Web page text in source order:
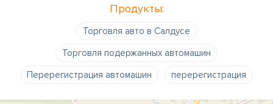
Продукты:
Торговля авто в Салдусе
Торговля подержанных автомашин
Перерегистрация автомашин
перерегистрация